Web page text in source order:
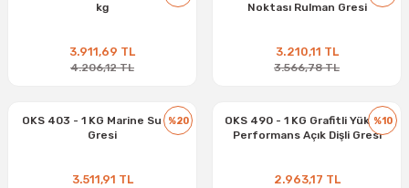
kg
3.911,69 TL
4.206,12 TL
Noktası Rulman Gresi
3.210,11 TL
3.566,78 TL
%20
OKS 403 - 1 KG Marine Su Altı
Gresi
3.511,91 TL
%10
OKS 490 - 1 KG Grafitli Yüksek
Performans Açık Dişli Gresi
2.963,17 TL